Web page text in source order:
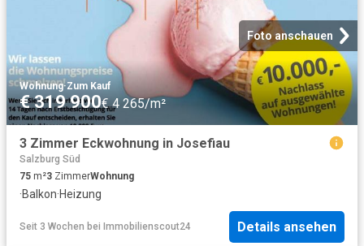
Foto anschauen
Wohnung·Zum Kauf
€ 319 900€ 4 265/m²
3 Zimmer Eckwohnung in Josefiau
Salzburg Süd
75 m²3 ZimmerWohnung
·Balkon·Heizung
Seit 3 Wochen bei Immobilienscout24 Details ansehen